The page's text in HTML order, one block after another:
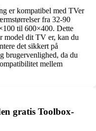
er kompatibel med TVer
fra 32-90
til 600×400. Dette
model dit TV er, kan du
det sikkert på
brugervenlighed, da du
mellem
gratis Toolbox-